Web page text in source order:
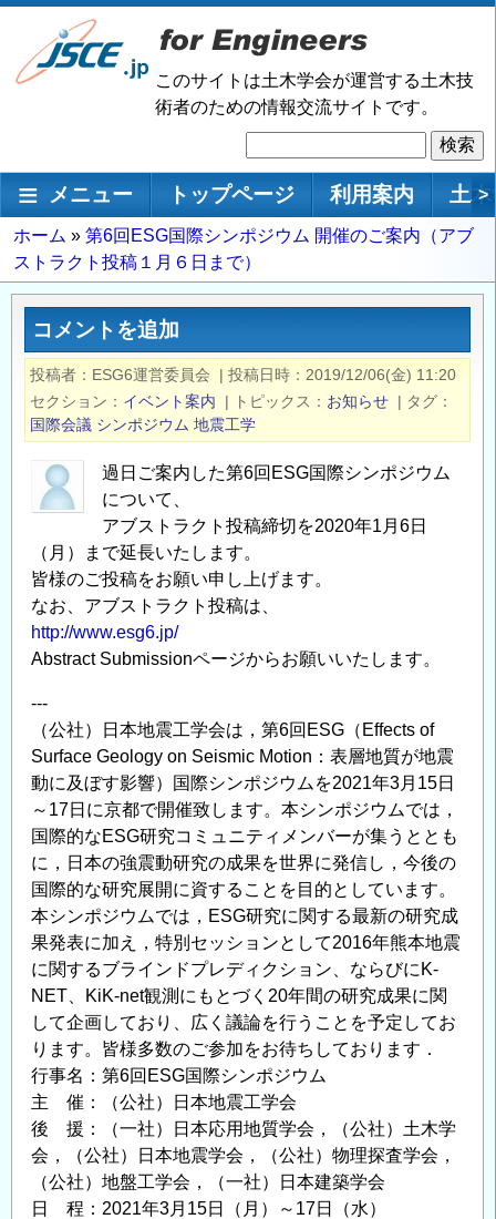
メ
ン
動
このサイトは土木学会が運営する土木技
術者のための情報交流サイトです。
索
メインナビゲーション
メニュー トップページ 利用案内 土 >
パ
ン
く
ホーム
第6回ESG国際シンポジウム 開催のご案内（アブ
ストラクト投稿１月６日まで）
コメントを追加
投稿者 ESG6運営委員会 | 投稿日時
2019/12/06(金) 11:20
セクション
イベント案内 | トピックス お知らせ | タグ
国際会議 シンポジウム 地震工学
過日ご案内した第6回ESG国際シンポジウム
について、
アブストラクト投稿締切を2020年1月6日
（月）まで延長いたします。
皆様のご投稿をお願い申し上げます。
なお、アブストラクト投稿は、
http://www.esg6.jp/
Abstract Submissionページからお願いいたします。
---
（公社）日本地震工学会は，第6回ESG（Effects of
Surface Geology on Seismic Motion：表層地質が地震
動に及ぼす影響）国際シンポジウムを2021年3月15日
～17日に京都で開催致します。本シンポジウムでは，
国際的なESG研究コミュニティメンバーが集うととも
に，日本の強震動研究の成果を世界に発信し，今後の
国際的な研究展開に資することを目的としています。
本シンポジウムでは，ESG研究に関する最新の研究成
果発表に加え，特別セッションとして2016年熊本地震
に関するブラインドプレディクション、ならびにK-
NET、KiK-net観測にもとづく20年間の研究成果に関
して企画しており、広く議論を行うことを予定してお
ります。皆様多数のご参加をお待ちしております．
行事名：第6回ESG国際シンポジウム
主 催：（公社）日本地震工学会
後 援：（一社）日本応用地質学会，（公社）土木学
会，（公社）日本地震学会，（公社）物理探査学会，
（公社）地盤工学会，（一社）日本建築学会
日 程：2021年3月15日（月）～17日（水）